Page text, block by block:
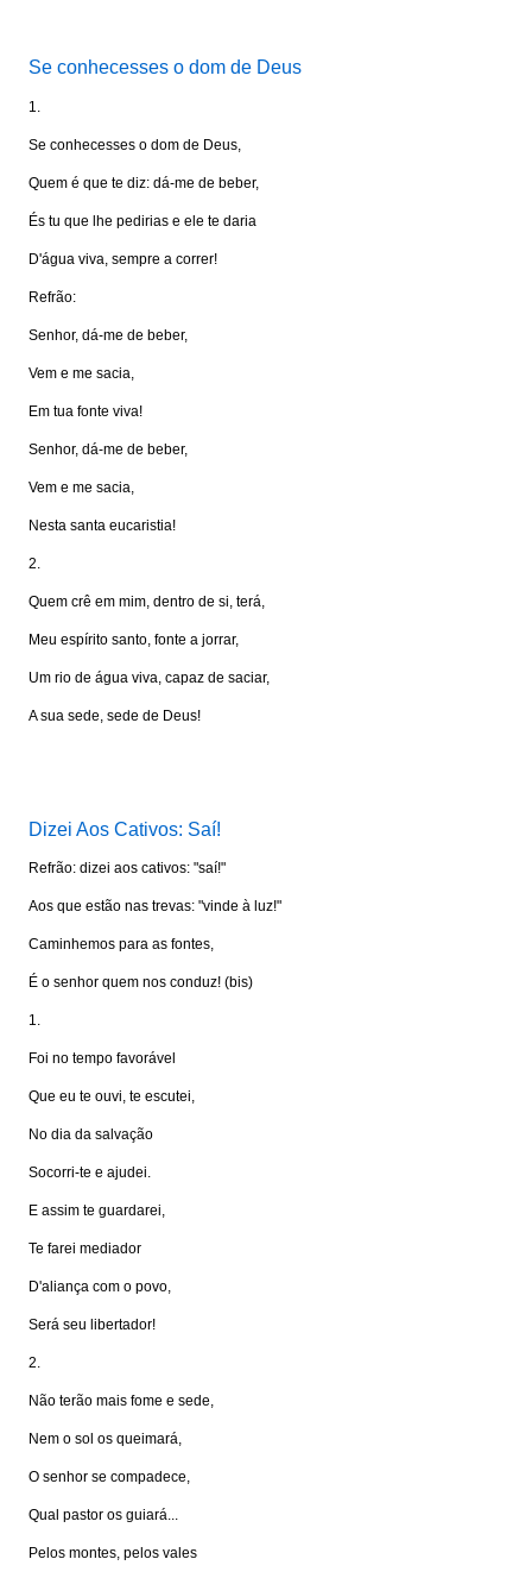
Se conhecesses o dom de Deus
1.
Se conhecesses o dom de Deus,
Quem é que te diz: dá-me de beber,
És tu que lhe pedirias e ele te daria
D'água viva, sempre a correr!
Refrão:
Senhor, dá-me de beber,
Vem e me sacia,
Em tua fonte viva!
Senhor, dá-me de beber,
Vem e me sacia,
Nesta santa eucaristia!
2.
Quem crê em mim, dentro de si, terá,
Meu espírito santo, fonte a jorrar,
Um rio de água viva, capaz de saciar,
A sua sede, sede de Deus!
Dizei Aos Cativos: Saí!
Refrão: dizei aos cativos: "saí!"
Aos que estão nas trevas: "vinde à luz!"
Caminhemos para as fontes,
É o senhor quem nos conduz! (bis)
1.
Foi no tempo favorável
Que eu te ouvi, te escutei,
No dia da salvação
Socorri-te e ajudei.
E assim te guardarei,
Te farei mediador
D'aliança com o povo,
Será seu libertador!
2.
Não terão mais fome e sede,
Nem o sol os queimará,
O senhor se compadece,
Qual pastor os guiará...
Pelos montes, pelos vales